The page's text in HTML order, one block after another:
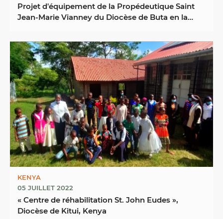
Projet d'équipement de la Propédeutique Saint
Jean-Marie Vianney du Diocèse de Buta en la
KENYA
05 JUILLET 2022
« Centre de réhabilitation St. John Eudes »,
Diocèse de Kitui, Kenya